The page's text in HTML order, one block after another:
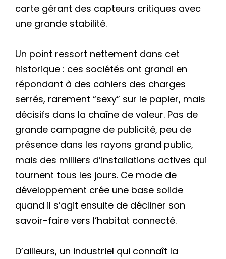
carte gérant des capteurs critiques avec
une grande stabilité.
Un point ressort nettement dans cet
historique : ces sociétés ont grandi en
répondant à des cahiers des charges
serrés, rarement “sexy” sur le papier, mais
décisifs dans la chaîne de valeur. Pas de
grande campagne de publicité, peu de
présence dans les rayons grand public,
mais des milliers d’installations actives qui
tournent tous les jours. Ce mode de
développement crée une base solide
quand il s’agit ensuite de décliner son
savoir-faire vers l’habitat connecté.
D’ailleurs, un industriel qui connaît la